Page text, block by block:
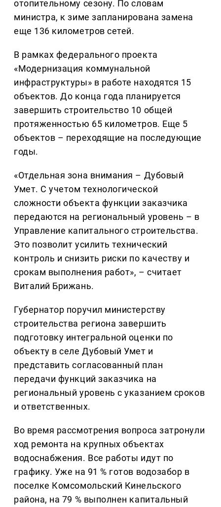
отопительному сезону. По словам
министра, к зиме запланирована замена
еще 136 километров сетей.
В рамках федерального проекта
«Модернизация коммунальной
инфраструктуры» в работе находятся 15
объектов. До конца года планируется
завершить строительство 10 общей
протяженностью 65 километров. Еще 5
объектов – переходящие на последующие
годы.
«Отдельная зона внимания – Дубовый
Умет. С учетом технологической
сложности объекта функции заказчика
передаются на региональный уровень – в
Управление капитального строительства.
Это позволит усилить технический
контроль и снизить риски по качеству и
срокам выполнения работ», – считает
Виталий Брижань.
Губернатор поручил министерству
строительства региона завершить
подготовку интегральной оценки по
объекту в селе Дубовый Умет и
представить согласованный план
передачи функций заказчика на
региональный уровень с указанием сроков
и ответственных.
Во время рассмотрения вопроса затронули
ход ремонта на крупных объектах
водоснабжения. Все работы идут по
графику. Уже на 91 % готов водозабор в
поселке Комсомольский Кинельского
района, на 79 % выполнен капитальный